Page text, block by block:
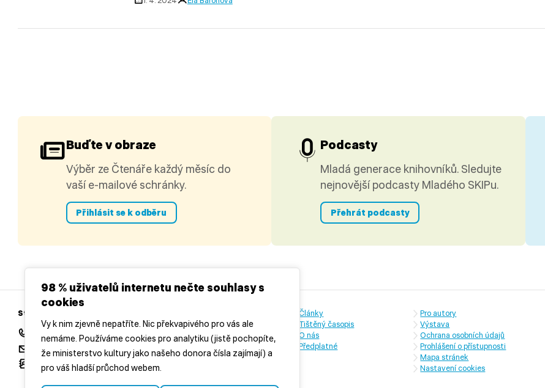
98 % uživatelů internetu nečte souhlasy s
cookies
Vy k nim zjevně nepatříte. Nic překvapivého pro vás ale
nemáme. Používáme cookies pro analytiku (jistě pochopíte,
že ministerstvo kultury jako našeho donora čísla zajímají) a
pro váš hladší průchod webem.
Buďte v obraze
Výběr ze Čtenáře každý měsíc do
vaší e-mailové schránky.
Přihlásit se k odběru
Podcasty
Mladá generace knihovníků. Sledujte
nejnovější podcasty Mladého SKIPu.
Přehrát podcasty
Středočeská vědecká knihovna v Kladně
+420 312 813 154
redakce@casopisctenar.cz
Všechny kontakty
Články
Tištěný časopis
O nás
Předplatné
Pro autory
Výstava
Ochrana osobních údajů
Prohlášení o přístupnosti
Mapa stránek
Nastavení cookies